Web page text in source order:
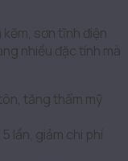
sơn tĩnh điện
nhiều đặc tính mà
tăng thẩm mỹ
lần, giảm chi phí